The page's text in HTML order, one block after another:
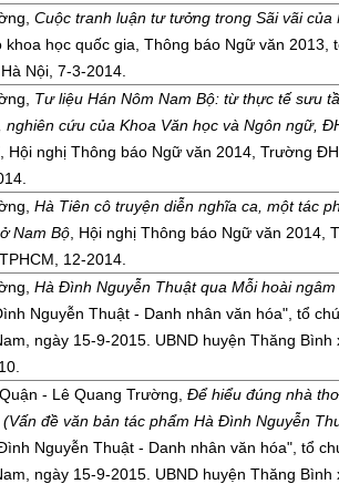
Cuộc tranh luận tư tưởng trong Sãi vãi của
khoa học quốc gia, Thông báo Ngữ văn 2013,
Nội, 7-3-2014.
Tư liệu Hán Nôm Nam Bộ: từ thực tế sưu
nghiên cứu của Khoa Văn học và Ngôn ngữ,
, Hội nghị Thông báo Ngữ văn 2014, Trường
Hà Tiên cô truyện diễn nghĩa ca, một tác
Nam Bộ , Hội nghị Thông báo Ngữ văn 2014,
12-2014.
Hà Đình Nguyễn Thuật qua Mỗi hoài ngâm
Nguyễn Thuật - Danh nhân văn hóa", tổ
ngày 15-9-2015. UBND huyện Thăng Bình
- Lê Quang Trường, Để hiểu đúng nhà
đề văn bản tác phẩm Hà Đình Nguyễn
Nguyễn Thuật - Danh nhân văn hóa", tổ
ngày 15-9-2015. UBND huyện Thăng Bình